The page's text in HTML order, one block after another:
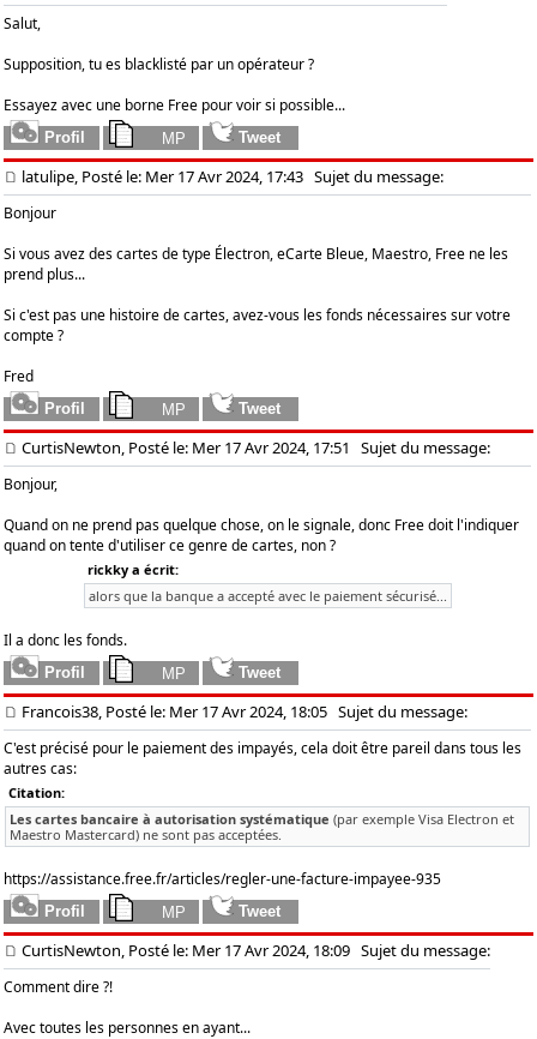
Salut,
Supposition, tu es blacklisté par un opérateur ?
Essayez avec une borne Free pour voir si possible...
latulipe, Posté le: Mer 17 Avr 2024, 17:43 Sujet du message:
Bonjour
Si vous avez des cartes de type Électron, eCarte Bleue, Maestro, Free ne les
prend plus...
Si c'est pas une histoire de cartes, avez-vous les fonds nécessaires sur votre
compte ?
Fred
CurtisNewton, Posté le: Mer 17 Avr 2024, 17:51 Sujet du message:
Bonjour,
Quand on ne prend pas quelque chose, on le signale, donc Free doit l'indiquer
quand on tente d'utiliser ce genre de cartes, non ?
rickky a écrit:
alors que la banque a accepté avec le paiement sécurisé...
Il a donc les fonds.
Francois38, Posté le: Mer 17 Avr 2024, 18:05 Sujet du message:
C'est précisé pour le paiement des impayés, cela doit être pareil dans tous les
autres cas:
Citation:
Les cartes bancaire à autorisation systématique (par exemple Visa Electron et
Maestro Mastercard) ne sont pas acceptées.
https://assistance.free.fr/articles/regler-une-facture-impayee-935
CurtisNewton, Posté le: Mer 17 Avr 2024, 18:09 Sujet du message:
Comment dire ?!
Avec toutes les personnes en ayant...